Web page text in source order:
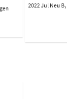
2022 Jul Neu B,